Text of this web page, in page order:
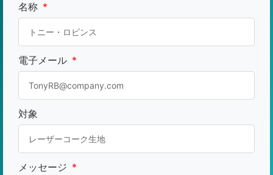
名称
電子メール
対象
メッセージ